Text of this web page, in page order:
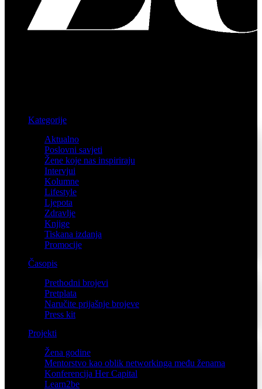
Kategorije
Aktualno
Poslovni savjeti
Žene koje nas inspiriraju
Intervjui
Kolumne
Lifestyle
Ljepota
Zdravlje
Knjige
Tiskana izdanja
Promocije
Časopis
Prethodni brojevi
Pretplata
Naručite prijašnje brojeve
Press kit
Projekti
Žena godine
Mentorstvo kao oblik networkinga među ženama
Konferencija Her Capital
Learn2be